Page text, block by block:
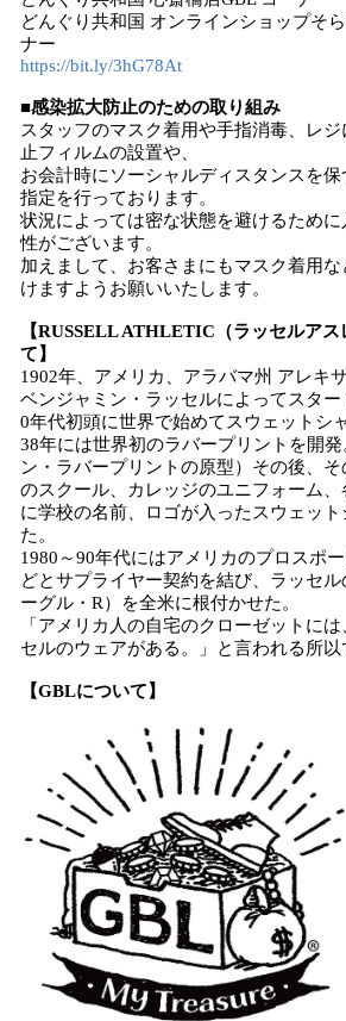
どんぐり共和国 オンラインショップそ
ナー
https://bit.ly/3hG78At
■感染拡大防止のための取り組み
スタッフのマスク着用や手指消毒、レ
止フィルムの設置や、
お会計時にソーシャルディスタンスを
指定を行っております。
状況によっては密な状態を避けるため
性がございます。
加えまして、お客さまにもマスク着用
けますようお願いいたします。
【RUSSELL ATHLETIC（ラッセルア
て】
1902年、アメリカ、アラバマ州 アレキ
ベンジャミン・ラッセルによってスタ
0年代初頭に世界で始めてスウェットシ
38年には世界初のラバープリントを開
ン・ラバープリントの原型）その後、
のスクール、カレッジのユニフォーム
に学校の名前、ロゴが入ったスウェッ
た。
1980～90年代にはアメリカのプロスポ
どとサプライヤー契約を結び、ラッセ
ーグル・R）を全米に根付かせた。
「アメリカ人の自宅のクローゼットに
セルのウェアがある。」と言われる所以
【GBLについて】